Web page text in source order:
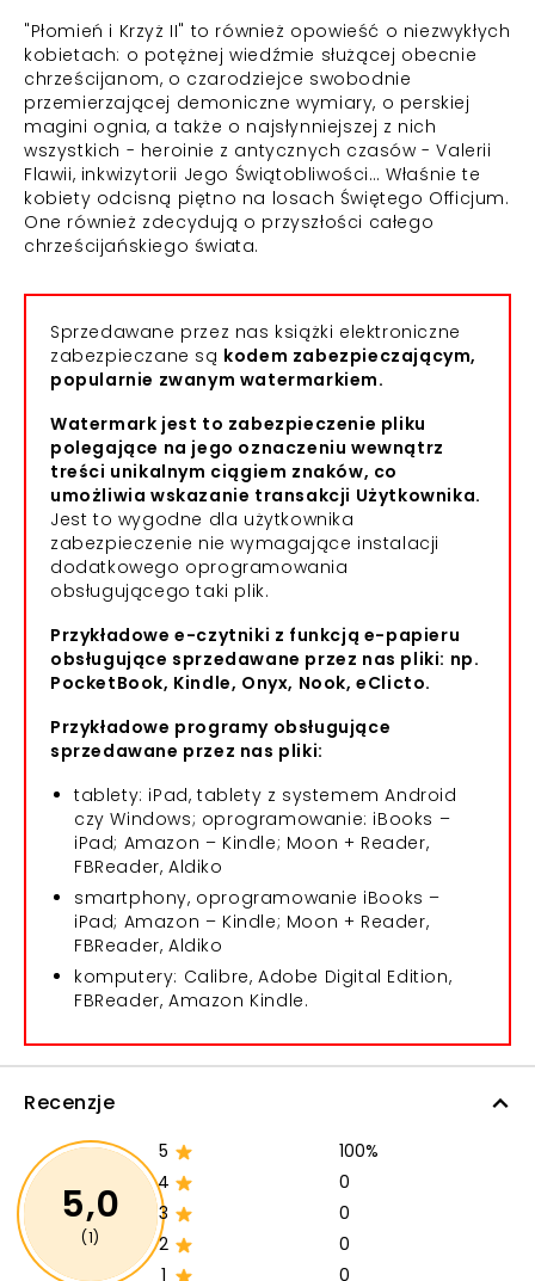
"Płomień i Krzyż II" to również opowieść o niezwykłych
kobietach: o potężnej wiedźmie służącej obecnie
chrześcijanom, o czarodziejce swobodnie
przemierzającej demoniczne wymiary, o perskiej
magini ognia, a także o najsłynniejszej z nich
wszystkich - heroinie z antycznych czasów - Valerii
Flawii, inkwizytorii Jego Świątobliwości… Właśnie te
kobiety odcisną piętno na losach Świętego Officjum.
One również zdecydują o przyszłości całego
chrześcijańskiego świata.
Sprzedawane przez nas książki elektroniczne
zabezpieczane są kodem zabezpieczającym,
popularnie zwanym watermarkiem.
Watermark jest to zabezpieczenie pliku
polegające na jego oznaczeniu wewnątrz
treści unikalnym ciągiem znaków, co
umożliwia wskazanie transakcji Użytkownika.
Jest to wygodne dla użytkownika
zabezpieczenie nie wymagające instalacji
dodatkowego oprogramowania
obsługującego taki plik.
Przykładowe e-czytniki z funkcją e-papieru
obsługujące sprzedawane przez nas pliki: np.
PocketBook, Kindle, Onyx, Nook, eClicto.
Przykładowe programy obsługujące
sprzedawane przez nas pliki:
tablety: iPad, tablety z systemem Android
czy Windows; oprogramowanie: iBooks –
iPad; Amazon – Kindle; Moon + Reader,
FBReader, Aldiko
smartphony, oprogramowanie iBooks –
iPad; Amazon – Kindle; Moon + Reader,
FBReader, Aldiko
komputery: Calibre, Adobe Digital Edition,
FBReader, Amazon Kindle.
Recenzje
5,0
(1)
5
100%
4
0
3
0
2
0
1
0